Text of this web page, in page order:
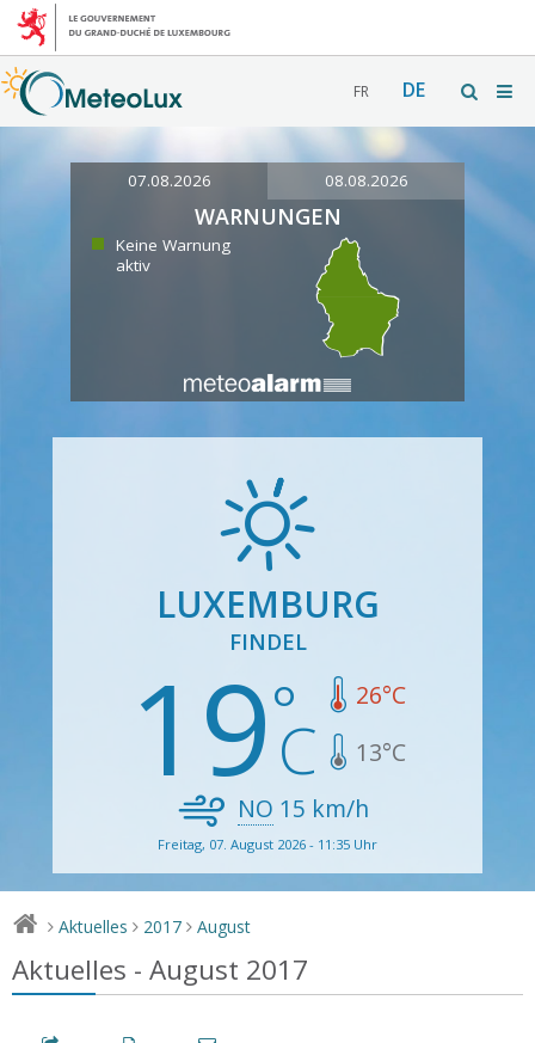
FR DE
07.08.2026 08.08.2026
WARNUNGEN
Keine Warnung
aktiv
LUXEMBURG
FINDEL
19 26°C
13°C
NO 15 km/h
Freitag, 07. August 2026 - 11:35 Uhr
> Aktuelles > 2017 > August
Aktuelles - August 2017